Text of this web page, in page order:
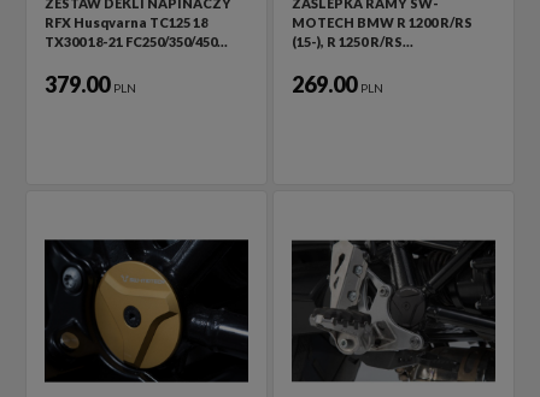
RFX Husqvarna TC125 18
TX300 18-21 FC250/350/450…
379.00 PLN
MOTECH BMW R 1200 R/RS
(15-), R 1250 R/RS…
269.00 PLN